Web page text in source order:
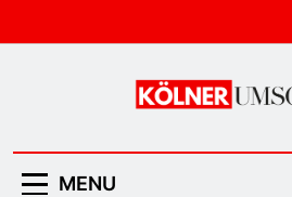
to
Kölner
MENU